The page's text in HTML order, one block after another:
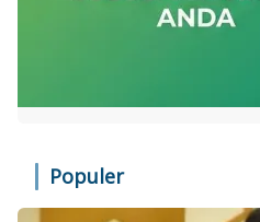
Populer